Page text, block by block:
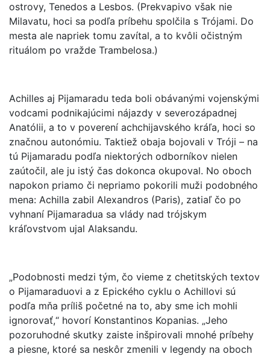
ostrovy, Tenedos a Lesbos. (Prekvapivo však nie
Milavatu, hoci sa podľa príbehu spolčila s Trójami. Do
mesta ale napriek tomu zavítal, a to kvôli očistným
rituálom po vražde Trambelosa.)
Achilles aj Pijamaradu teda boli obávanými vojenskými
vodcami podnikajúcimi nájazdy v severozápadnej
Anatólii, a to v poverení achchijavského kráľa, hoci so
značnou autonómiu. Taktiež obaja bojovali v Tróji – na
tú Pijamaradu podľa niektorých odborníkov nielen
zaútočil, ale ju istý čas dokonca okupoval. No oboch
napokon priamo či nepriamo pokorili muži podobného
mena: Achilla zabil Alexandros (Paris), zatiaľ čo po
vyhnaní Pijamaradua sa vlády nad trójskym
kráľovstvom ujal Alaksandu.
„Podobnosti medzi tým, čo vieme z chetitských textov
o Pijamaraduovi a z Epického cyklu o Achillovi sú
podľa mňa príliš početné na to, aby sme ich mohli
ignorovať,“ hovorí Konstantinos Kopanias. „Jeho
pozoruhodné skutky zaiste inšpirovali mnohé príbehy
a piesne, ktoré sa neskôr zmenili v legendy na oboch